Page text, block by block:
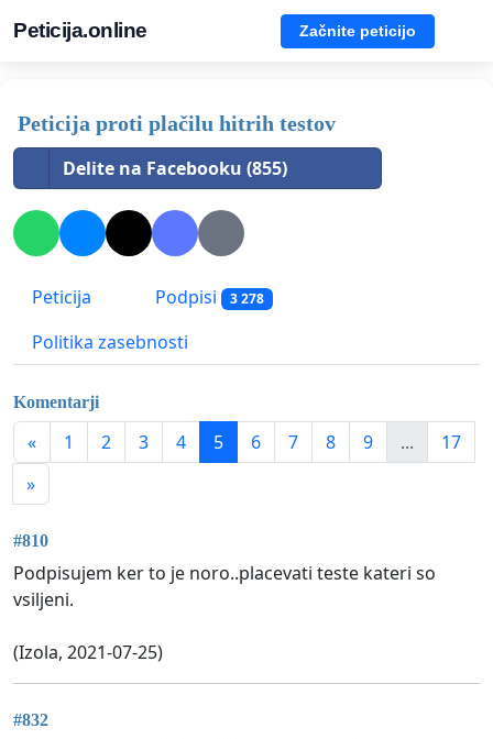
Peticija.online Začnite peticijo
Peticija proti plačilu hitrih testov
Delite na Facebooku (855)
Peticija Podpisi 3 278
Politika zasebnosti
Komentarji
« 1 2 3 4 5 6 7 8 9 ...
17
»
#810
Podpisujem ker to je noro..placevati teste kateri so
vsiljeni.
(Izola, 2021-07-25)
#832